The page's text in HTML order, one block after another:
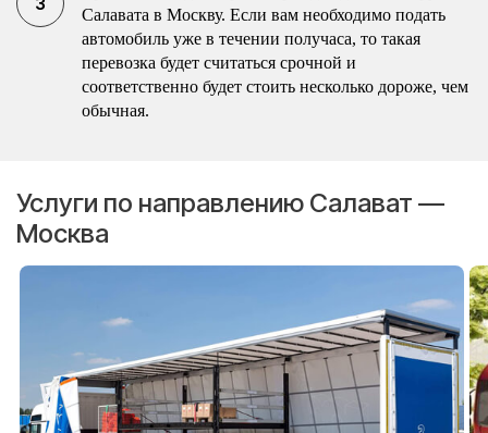
Салавата в Москву. Если вам необходимо подать
автомобиль уже в течении получаса, то такая
перевозка будет считаться срочной и
соответственно будет стоить несколько дороже, чем
обычная.
Услуги по направлению Салават —
Москва